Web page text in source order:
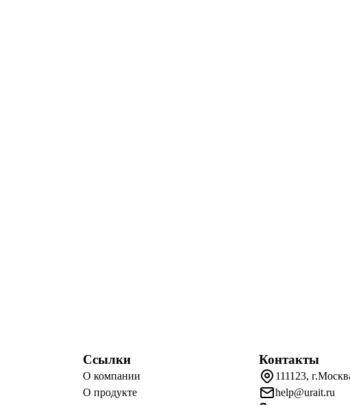
Ссылки
О компании
О продукте
Контакты
111123,
help@urait.ru